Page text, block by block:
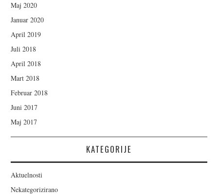
Maj 2020
Januar 2020
April 2019
Juli 2018
April 2018
Mart 2018
Februar 2018
Juni 2017
Maj 2017
KATEGORIJE
Aktuelnosti
Nekategorizirano